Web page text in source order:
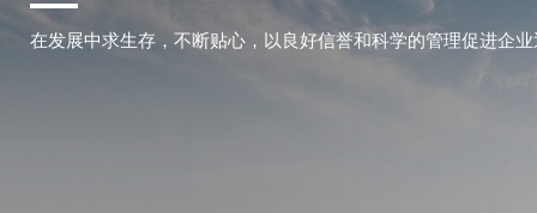
在发展中求生存，不断贴心，以良好信誉和科学的管理促进企